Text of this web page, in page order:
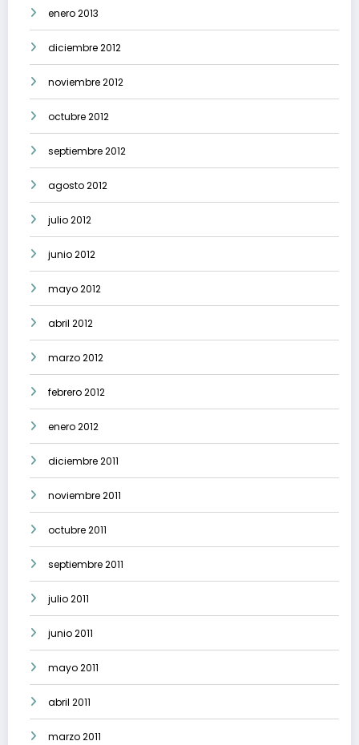
enero 2013
diciembre 2012
noviembre 2012
octubre 2012
septiembre 2012
agosto 2012
julio 2012
junio 2012
mayo 2012
abril 2012
marzo 2012
febrero 2012
enero 2012
diciembre 2011
noviembre 2011
octubre 2011
septiembre 2011
julio 2011
junio 2011
mayo 2011
abril 2011
marzo 2011